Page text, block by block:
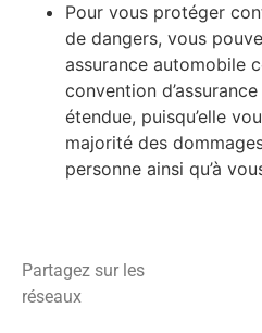
Pour vous protéger
de dangers, vous
assurance automobile
convention
étendue, puisqu’elle
majorité des
personne ainsi qu’à
Partagez sur les
réseaux